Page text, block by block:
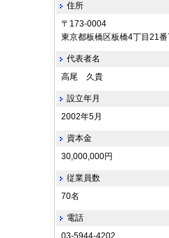
住所
〒173-0004
東京都板橋区板橋4丁目21
代表者名
高尾 久貴
設立年月
2002年5月
資本金
30,000,000円
従業員数
70名
電話
03-5944-4202